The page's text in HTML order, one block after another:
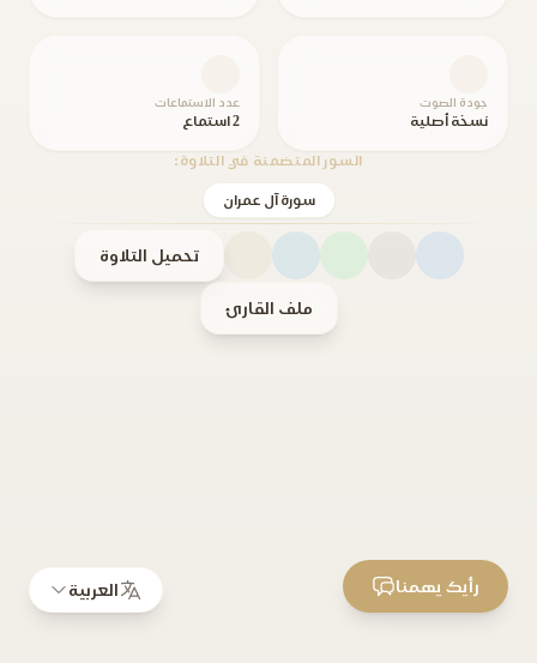
جودة الصوت
نسخة أصلية
عدد الاستماعات
2 استماع
السور المتضمنة في التلاوة:
سورة آل عمران
تحميل التلاوة
ملف القارئ
العربية رأيك يهمنا